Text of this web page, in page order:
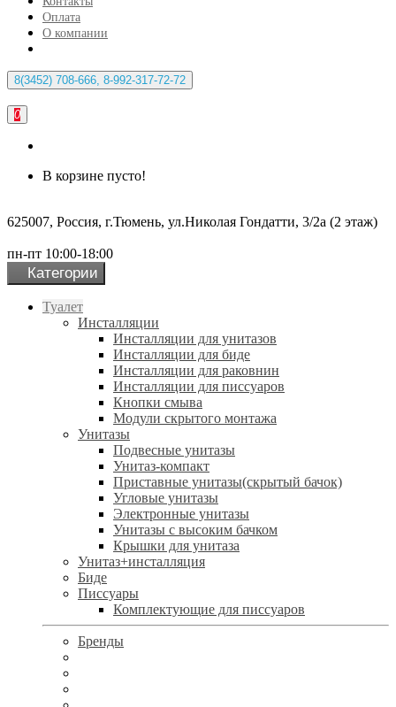
Оплата
О компании
8(3452) 708-666, 8-992-317-72-72
0
В корзине пусто!
625007, Россия, г.Тюмень, ул.Николая Гондатти, 3/2а (2 этаж)
пн-пт 10:00-18:00
Категории
Туалет
Инсталляции
Инсталляции для унитазов
Инсталляции для биде
Инсталляции для раковнин
Инсталляции для писсуаров
Кнопки смыва
Модули скрытого монтажа
Унитазы
Подвесные унитазы
Унитаз-компакт
Приставные унитазы(скрытый бачок)
Угловые унитазы
Электронные унитазы
Унитазы с высоким бачком
Крышки для унитаза
Унитаз+инсталляция
Биде
Писсуары
Комплектующие для писсуаров
Бренды